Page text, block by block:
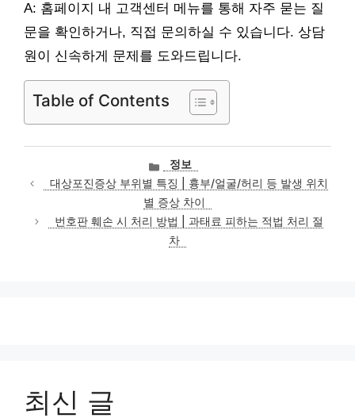
A: 홈페이지 내 고객센터 메뉴를 통해 자주 묻는 질
문을 확인하거나, 직접 문의하실 수 있습니다. 상담
원이 신속하게 문제를 도와드립니다.
Table of Contents
카
테
고
리
정보
대상포진증상 부위별 특징 | 흉부/얼굴/허리 등 발생 위치
별 증상 차이
번호판 훼손 시 처리 방법 | 과태료 피하는 적법 처리 절
차
최신 글